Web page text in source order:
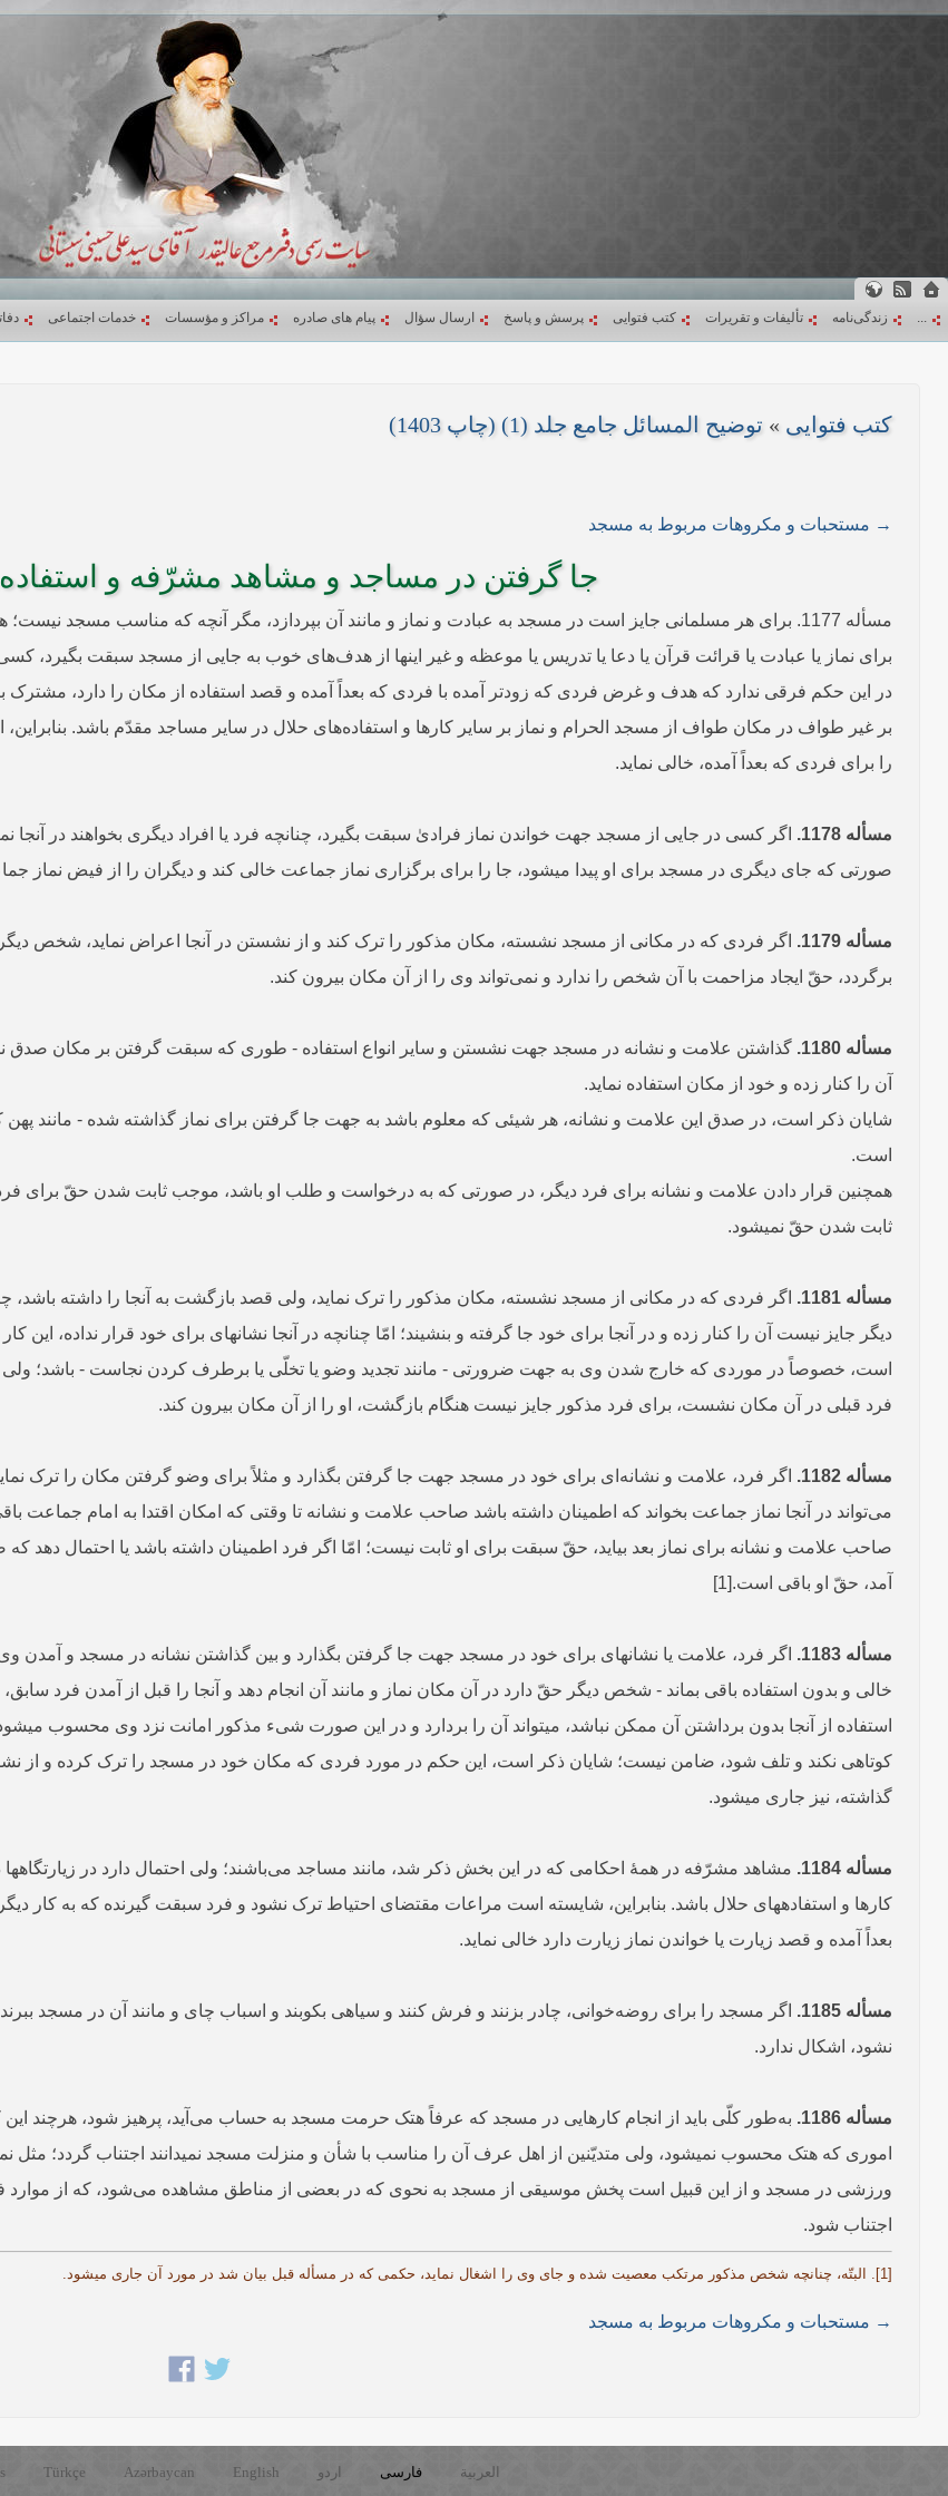
... زندگی‌نامه تألیفات و تقریرات کتب فتوایی پرسش و پاسخ ارسال سؤال پیام های صادره مراکز و مؤسسات خدمات اجتماعی
کتب فتوایی » توضیح المسائل جامع جلد (1) (چاپ 1403)
→ مستحبات و مکروهات مربوط به مسجد
جا گرفتن در مساجد و مشاهد مشرّفه و
مسأله 1177. برای هر مسلمانی جایز است در مسجد به عبادت و نماز و مانند آن بپردازد، مگر آنچه که مناسب مسجد
برای نماز یا عبادت یا قرائت قرآن یا دعا یا تدریس یا موعظه و غیر اینها از هدف‌‌های خوب به جایی از مسجد سبقت بگیرد،
در این حکم فرقی ندارد که هدف و غرض فردی که زودتر آمده با فردی که بعداً آمده و قصد استفاده از مکان را دارد، مشترک
بر غیر طواف در مکان طواف از مسجد الحرام و نماز بر سایر کارها و استفاده‌‌های حلال در سایر مساجد مقدّم باشد.
را برای فردی که بعداً آمده، خالی نماید.
مسأله 1178.
اگر کسی در جایی از مسجد جهت خواندن نماز فرادیٰ سبقت بگیرد، چنانچه فرد یا افراد دیگری بخواهند در آنجا
صورتی که جای دیگری در مسجد برای او پیدا می­شود، جا را برای برگزاری نماز جماعت خالی کند و دیگران را از فیض نماز
مسأله 1179.
اگر فردی که در مکانی از مسجد نشسته، مکان مذکور را ترک کند و از نشستن در آنجا اعراض نماید، شخص دیگر
برگردد، حقّ ایجاد مزاحمت با آن شخص را ندارد و نمی‌تواند وی را از آن مکان بیرون کند.
مسأله 1180.
گذاشتن علامت و نشانه در مسجد جهت نشستن و سایر انواع استفاده - طوری که سبقت گرفتن بر مکان صدق
آن را کنار زده و خود از مکان استفاده نماید.
شایان ذکر است، در صدق این علامت و نشانه، هر شیئی که معلوم باشد به جهت جا گرفتن برای نماز گذاشته شده - مانند پهن
است.
همچنین قرار دادن علامت و نشانه برای فرد دیگر، در صورتی که به درخواست و طلب او باشد، موجب ثابت شدن حقّ برای
ثابت شدن حقّ نمی­شود.
مسأله 1181.
اگر فردی که در مکانی از مسجد نشسته، مکان مذکور را ترک نماید، ولی قصد بازگشت به آنجا را داشته
دیگر جایز نیست آن را کنار زده و در آنجا برای خود جا گرفته و بنشیند؛ امّا چنانچه در آنجا نشانه­ای برای خود قرار
است، خصوصاً در موردی که خارج شدن وی به جهت ضرورتی - مانند تجدید وضو یا تخلّی یا برطرف کردن نجاست - باشد؛
فرد قبلی در آن مکان نشست، برای فرد مذکور جایز نیست هنگام بازگشت، او را از آن مکان بیرون کند.
مسأله 1182.
اگر فرد، علامت و نشانه‌ای برای خود در مسجد جهت جا گرفتن بگذارد و مثلاً برای وضو گرفتن مکان را ترک
می‌تواند در آنجا نماز جماعت بخواند که اطمینان داشته باشد صاحب علامت و نشانه تا وقتی که امکان اقتدا به امام جماعت
صاحب علامت و نشانه برای نماز بعد بیاید، حقّ سبقت برای او ثابت نیست؛ امّا اگر فرد اطمینان داشته باشد یا احتمال دهد
آمد، حقّ او باقی است.[1]
مسأله 1183.
اگر فرد، علامت یا نشانه­ای برای خود در مسجد جهت جا گرفتن بگذارد و بین گذاشتن نشانه در مسجد و
خالی و بدون استفاده باقی بماند - شخص دیگر حقّ دارد در آن مکان نماز و مانند آن انجام دهد و آنجا را قبل از آمدن فرد
استفاده از آنجا بدون برداشتن آن ممکن نباشد، می­تواند آن را بردارد و در این صورت شیء مذکور امانت نزد وی محسوب
کوتاهی نکند و تلف شود، ضامن نیست؛ شایان ذکر است، این حکم در مورد فردی که مکان خود در مسجد را ترک کرده و از
گذاشته، نیز جاری می­شود.
مسأله 1184.
مشاهد مشرّفه در همۀ احکامی که در این بخش ذکر شد، مانند مساجد می‌باشند؛ ولی احتمال دارد در زیارتگاه­ها
کارها و استفاده­های حلال باشد. بنابراین، شایسته است مراعات مقتضای احتیاط ترک نشود و فرد سبقت گیرنده که به کار
بعداً آمده و قصد زیارت یا خواندن نماز زیارت دارد خالی نماید.
مسأله 1185.
اگر مسجد را برای روضه‌خوانی، چادر بزنند و فرش کنند و سیاهی بکوبند و اسباب چای و مانند آن در مسجد
نشود، اشکال ندارد.
مسأله 1186.
به‌طور کلّی باید از انجام کارهایی در مسجد که عرفاً هتک حرمت مسجد به حساب می‌‌آید، پرهیز شود، هرچند این
اموری که هتک محسوب نمی­شود، ولی متدیّنین از اهل عرف آن را مناسب با شأن و منزلت مسجد نمی­دانند اجتناب گردد؛ مثل
ورزشی در مسجد و از این قبیل است پخش موسیقی از مسجد به نحوی که در بعضی از مناطق مشاهده می‌‌شود، که از موارد فوق
اجتناب شود.
[1]. البتّه، چنانچه شخص مذکور مرتکب معصیت شده و جای وی را اشغال نماید، حکمی که در مسأله قبل بیان شد در مورد آن جاری می­شود.
→ مستحبات و مکروهات مربوط به مسجد
العربية فارسی اردو English
Azərbaycan
Türkçe